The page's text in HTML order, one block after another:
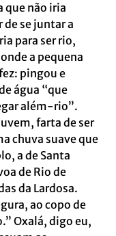
que não iria
se juntar a
para ser rio,
a pequena
pingou e
água “que
além-rio”.
farta de ser
chuva suave que
a de Santa
de Rio de
da Lardosa.
ao copo de
Oxalá, digo eu,